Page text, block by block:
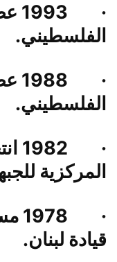
·
الفلسطيني.
·
الفلسطيني.
·
المركزية
·
قيادة لبنان.